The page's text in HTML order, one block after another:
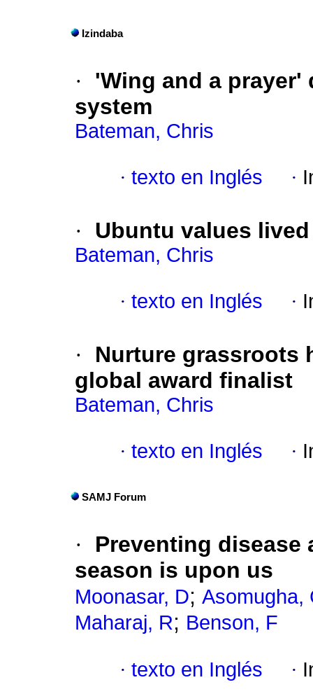
Izindaba
·
'Wing and a prayer'
system
Bateman, Chris
· texto en Inglés ·
· Ubuntu values
Bateman, Chris
· texto en Inglés ·
·
Nurture grassroots
global award finalist
Bateman, Chris
· texto en Inglés ·
SAMJ Forum
·
Preventing disease
season is upon us
Moonasar, D; Asomugha,
Maharaj, R; Benson, F
· texto en Inglés ·